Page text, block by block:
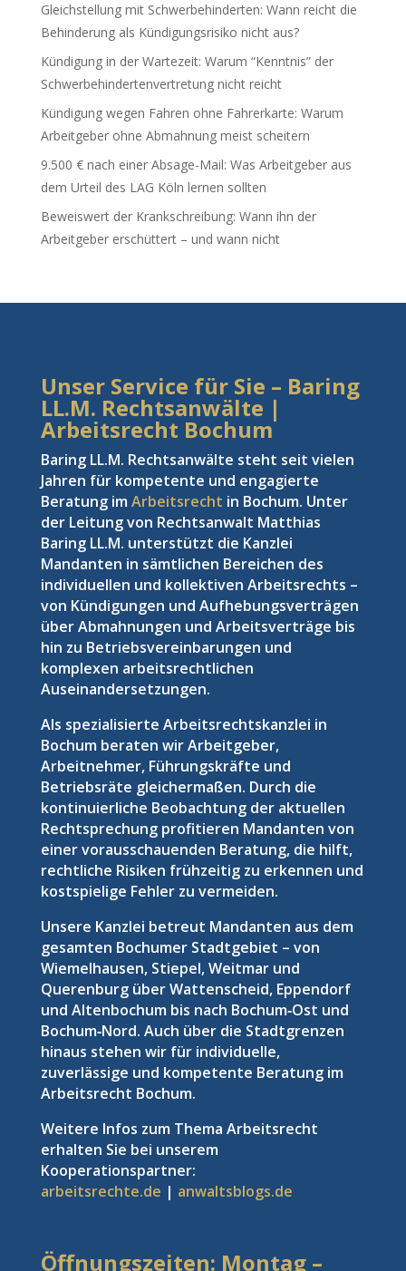
Gleichstellung mit Schwerbehinderten: Wann reicht die
Behinderung als Kündigungsrisiko nicht aus?
Kündigung in der Wartezeit: Warum “Kenntnis” der
Schwerbehindertenvertretung nicht reicht
Kündigung wegen Fahren ohne Fahrerkarte: Warum
Arbeitgeber ohne Abmahnung meist scheitern
9.500 € nach einer Absage-Mail: Was Arbeitgeber aus
dem Urteil des LAG Köln lernen sollten
Beweiswert der Krankschreibung: Wann ihn der
Arbeitgeber erschüttert – und wann nicht
Unser Service für Sie – Baring
LL.M. Rechtsanwälte |
Arbeitsrecht Bochum
Baring LL.M. Rechtsanwälte steht seit vielen
Jahren für kompetente und engagierte
Beratung imArbeitsrecht in Bochum. Unter
der Leitung von Rechtsanwalt Matthias
Baring LL.M. unterstützt die Kanzlei
Mandanten in sämtlichen Bereichen des
individuellen und kollektiven Arbeitsrechts –
von Kündigungen und Aufhebungsverträgen
über Abmahnungen und Arbeitsverträge bis
hin zu Betriebsvereinbarungen und
komplexen arbeitsrechtlichen
Auseinandersetzungen.
Als spezialisierte Arbeitsrechtskanzlei in
Bochum beraten wir Arbeitgeber,
Arbeitnehmer, Führungskräfte und
Betriebsräte gleichermaßen. Durch die
kontinuierliche Beobachtung der aktuellen
Rechtsprechung profitieren Mandanten von
einer vorausschauenden Beratung, die hilft,
rechtliche Risiken frühzeitig zu erkennen und
kostspielige Fehler zu vermeiden.
Unsere Kanzlei betreut Mandanten aus dem
gesamten Bochumer Stadtgebiet – von
Wiemelhausen, Stiepel, Weitmar und
Querenburg über Wattenscheid, Eppendorf
und Altenbochum bis nach Bochum‑Ost und
Bochum‑Nord. Auch über die Stadtgrenzen
hinaus stehen wir für individuelle,
zuverlässige und kompetente Beratung im
Arbeitsrecht Bochum.
Weitere Infos zum Thema Arbeitsrecht
erhalten Sie bei unserem
Kooperationspartner:
arbeitsrechte.de | anwaltsblogs.de
Öffnungszeiten: Montag –